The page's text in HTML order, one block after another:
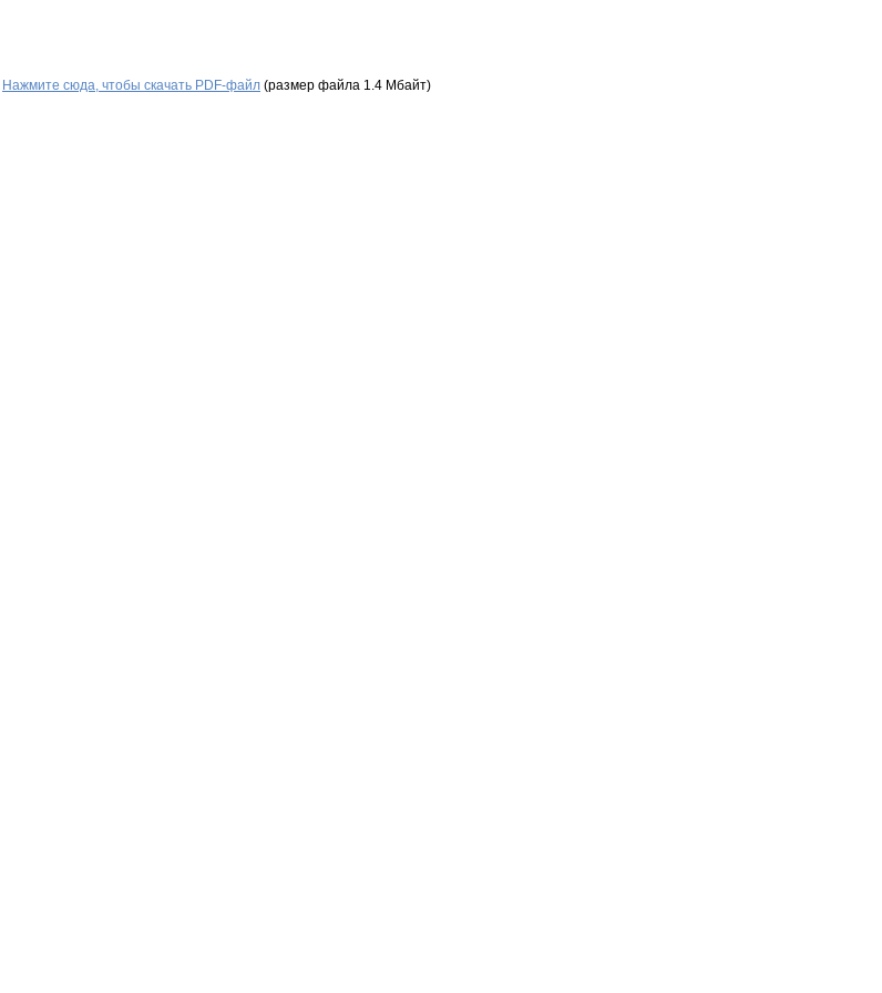
Нажмите сюда, чтобы скачать PDF-файл (размер файла 1.4 Мбайт)